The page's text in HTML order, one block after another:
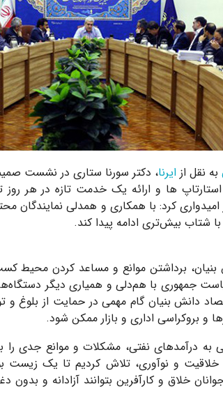
به نقل ازایرنا، دکتر سورنا ستاری در نشست
استارتاپ ‌ها و ارائه یک خدمت تازه در هر
امیدواری کرد: با همکاری و همدلی نمایندگان
شتاب بیش‌تری ادامه پیدا کند.
برداشتن موانع و مساعد کردن محیط
جمهوری با هم‌دلی و همیاری دیگر
و بروکراسی اداری و بازار ممکن شود.
به درآمدهای نفتی، مشکلات و موانع جدی
خلاقیت و نوآوری، تلاش کردیم تا یک زیست
خلاق و کارآفرین بتوانند آزادانه و